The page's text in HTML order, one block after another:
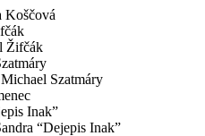
Koščová
Žifčák
Szatmáry
Inak”
“Dejepis Inak”